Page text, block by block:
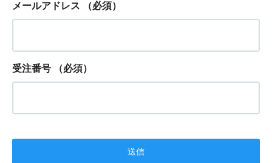
メールアドレス （必須）
受注番号 （必須）